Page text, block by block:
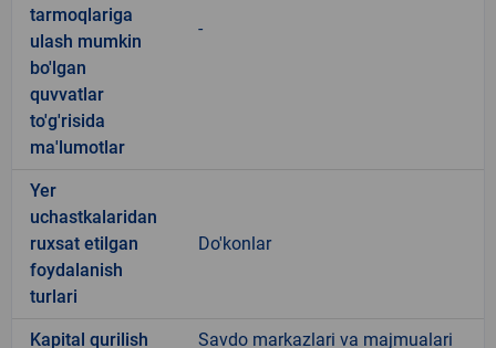
tarmoqlariga
ulash mumkin
bo'lgan
quvvatlar
to'g'risida
ma'lumotlar
-
Yer
uchastkalaridan
ruxsat etilgan
foydalanish
turlari
Do'konlar
Kapital qurilish
Savdo markazlari va majmualari